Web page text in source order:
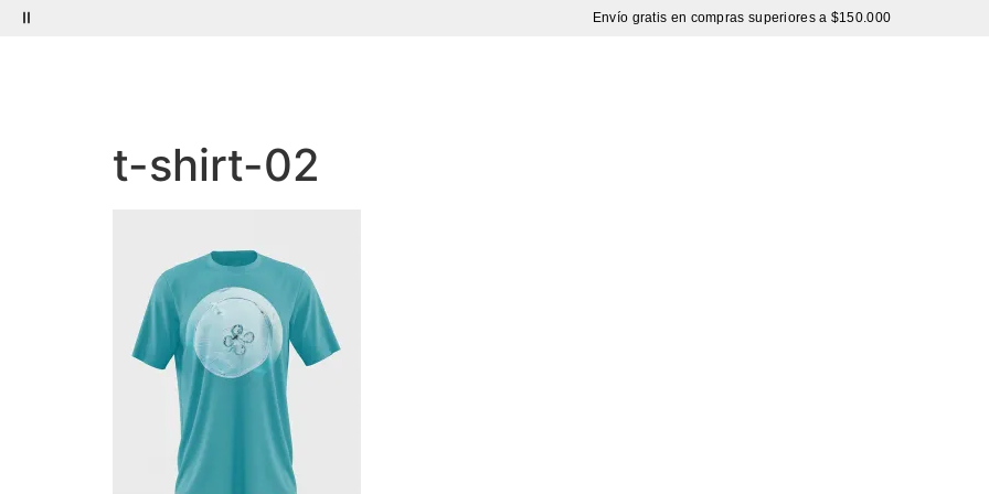
Envío gratis en compras superiores a $150.000
t-shirt-02